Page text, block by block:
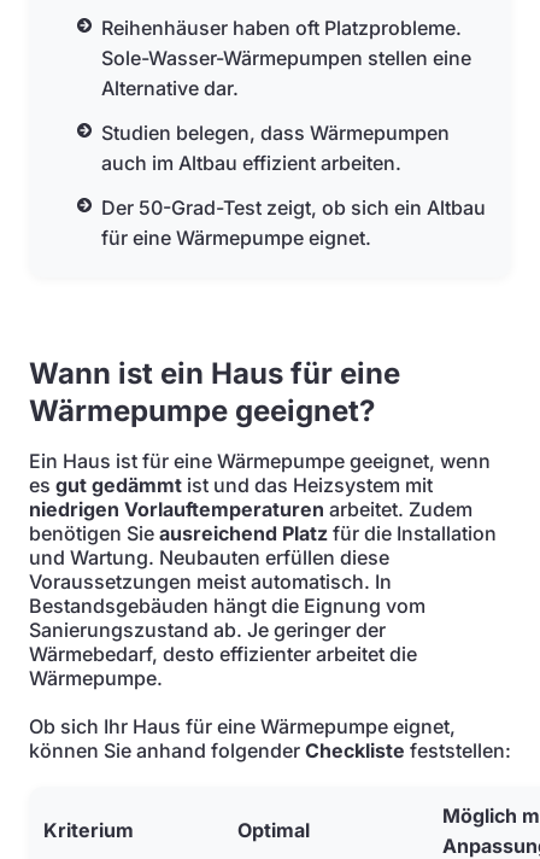
Reihenhäuser haben oft Platzprobleme.
Sole-Wasser-Wärmepumpen stellen eine
Alternative dar.
Studien belegen, dass Wärmepumpen
auch im Altbau effizient arbeiten.
Der 50-Grad-Test zeigt, ob sich ein Altbau
für eine Wärmepumpe eignet.
Wann ist ein Haus für eine
Wärmepumpe geeignet?
Ein Haus ist für eine Wärmepumpe geeignet, wenn
es gut gedämmt ist und das Heizsystem mit
niedrigen Vorlauftemperaturen arbeitet. Zudem
benötigen Sie ausreichend Platz für die Installation
und Wartung. Neubauten erfüllen diese
Voraussetzungen meist automatisch. In
Bestandsgebäuden hängt die Eignung vom
Sanierungszustand ab. Je geringer der
Wärmebedarf, desto effizienter arbeitet die
Wärmepumpe.
Ob sich Ihr Haus für eine Wärmepumpe eignet,
können Sie anhand folgender Checkliste feststellen:
Kriterium Optimal
Möglich